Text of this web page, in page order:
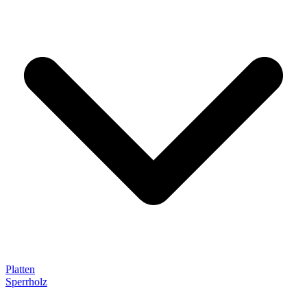
Platten
Sperrholz